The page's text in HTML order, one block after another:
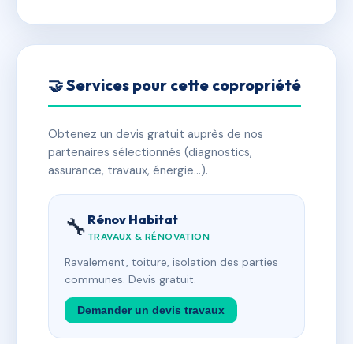
🤝 Services pour cette copropriété
Obtenez un devis gratuit auprès de nos
partenaires sélectionnés (diagnostics,
assurance, travaux, énergie…).
🔧 Rénov Habitat
TRAVAUX & RÉNOVATION
Ravalement, toiture, isolation des parties
communes. Devis gratuit.
Demander un devis travaux